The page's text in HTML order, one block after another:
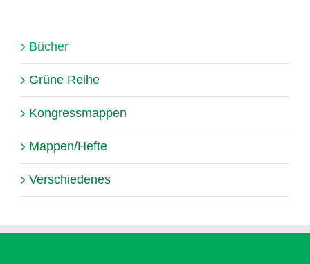
Bücher
Grüne Reihe
Kongressmappen
Mappen/Hefte
Verschiedenes